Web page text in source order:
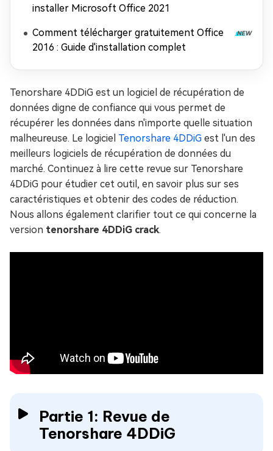
installer Microsoft Office 2021
Comment télécharger gratuitement Office
2016 : Guide d'installation complet
Tenorshare 4DDiG est un logiciel de récupération de
données digne de confiance qui vous permet de
récupérer les données dans n'importe quelle situation
malheureuse. Le logiciel Tenorshare 4DDiG est l'un des
meilleurs logiciels de récupération de données du
marché. Continuez à lire cette revue sur Tenorshare
4DDiG pour étudier cet outil, en savoir plus sur ses
caractéristiques et obtenir des codes de réduction.
Nous allons également clarifier tout ce qui concerne la
version tenorshare 4DDiG crack.
Partie 1: Revue de
Tenorshare 4DDiG